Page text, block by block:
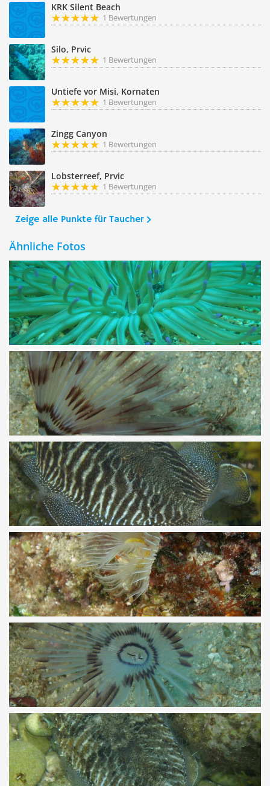
KRK Silent Beach
1 Bewertungen
Silo, Prvic
1 Bewertungen
Untiefe vor Misi, Kornaten
1 Bewertungen
Zingg Canyon
1 Bewertungen
Lobsterreef, Prvic
1 Bewertungen
Zeige alle Punkte für Taucher
Ähnliche Fotos